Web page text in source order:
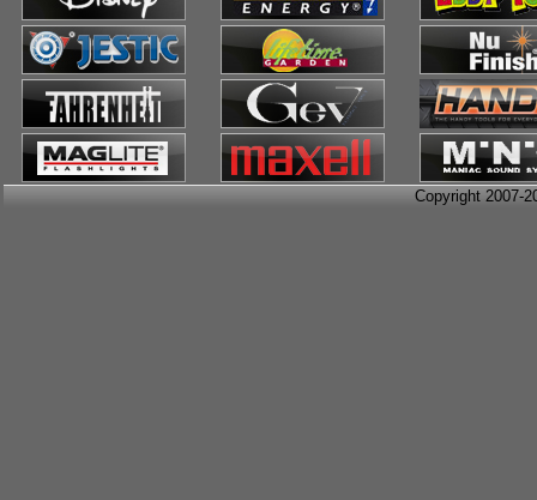
Copyright 2007-